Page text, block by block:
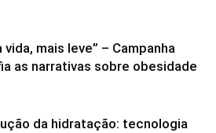
vida, mais leve” – Campanha
as narrativas sobre obesidade
da hidratação: tecnologia